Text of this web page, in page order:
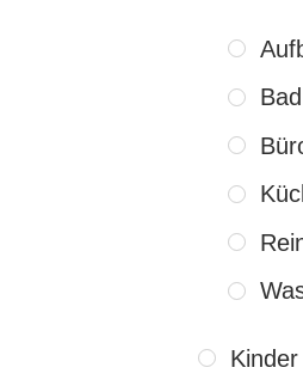
Bad
Kinder